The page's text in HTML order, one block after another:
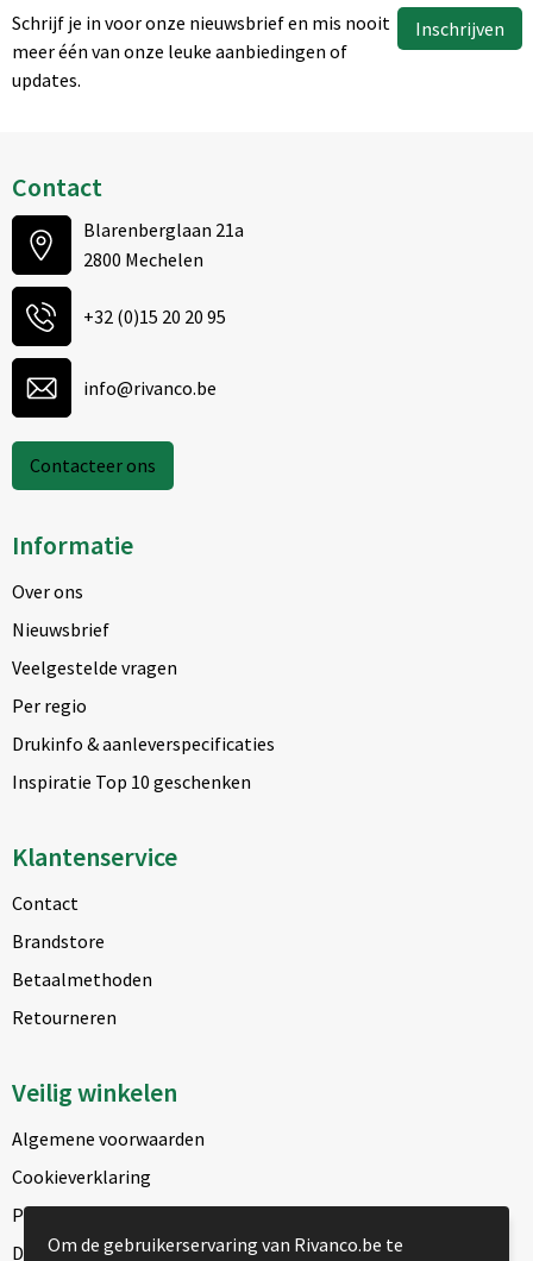
Schrijf je in voor onze nieuwsbrief en mis nooit
meer één van onze leuke aanbiedingen of
updates.
Inschrijven
Contact
Blarenberglaan 21a
2800 Mechelen
+32 (0)15 20 20 95
info@rivanco.be
Contacteer ons
Informatie
Over ons
Nieuwsbrief
Veelgestelde vragen
Per regio
Drukinfo & aanleverspecificaties
Inspiratie Top 10 geschenken
Klantenservice
Contact
Brandstore
Betaalmethoden
Retourneren
Veilig winkelen
Algemene voorwaarden
Cookieverklaring
Privacyverklaring
Disclaimer
Om de gebruikerservaring van Rivanco.be te